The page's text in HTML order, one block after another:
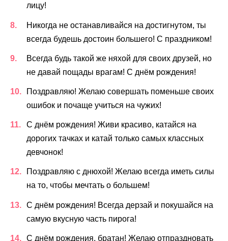
лицу!
Никогда не останавливайся на достигнутом, ты
всегда будешь достоин большего! С праздником!
Всегда будь такой же няхой для своих друзей, но
не давай пощады врагам! С днём рождения!
Поздравляю! Желаю совершать поменьше своих
ошибок и почаще учиться на чужих!
С днём рождения! Живи красиво, катайся на
дорогих тачках и катай только самых классных
девчонок!
Поздравляю с днюхой! Желаю всегда иметь силы
на то, чтобы мечтать о большем!
С днём рождения! Всегда дерзай и покушайся на
самую вкусную часть пирога!
С днём рождения, братан! Желаю отпраздновать